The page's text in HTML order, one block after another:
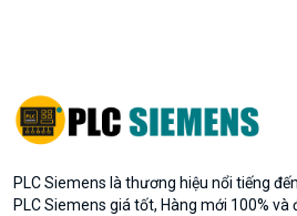
PLC Siemens là thương hiệu nổi tiếng
PLC Siemens giá tốt, Hàng mới 100%